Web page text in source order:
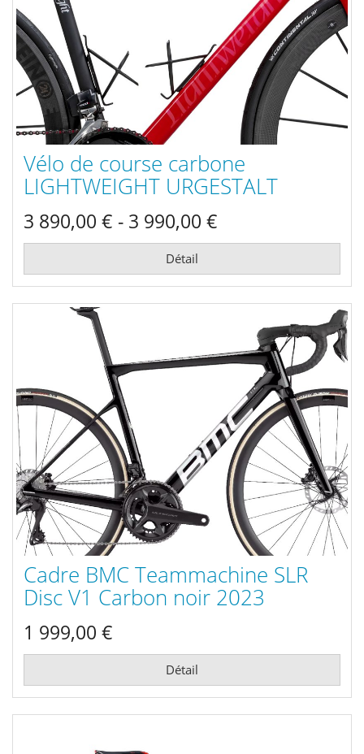
Vélo de course carbone
LIGHTWEIGHT URGESTALT
3 890,00 € - 3 990,00 €
Détail
Cadre BMC Teammachine SLR
Disc V1 Carbon noir 2023
1 999,00 €
Détail